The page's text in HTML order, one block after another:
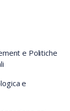
e Politiche
e